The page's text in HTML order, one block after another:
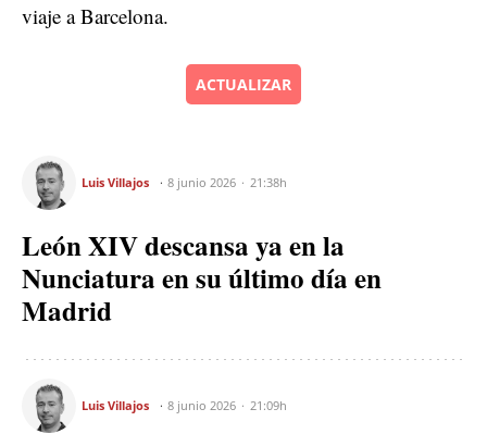
viaje a Barcelona.
ACTUALIZAR
Luis Villajos 8 junio 2026 21:38h
León XIV descansa ya en la
Nunciatura en su último día en
Madrid
Luis Villajos 8 junio 2026 21:09h